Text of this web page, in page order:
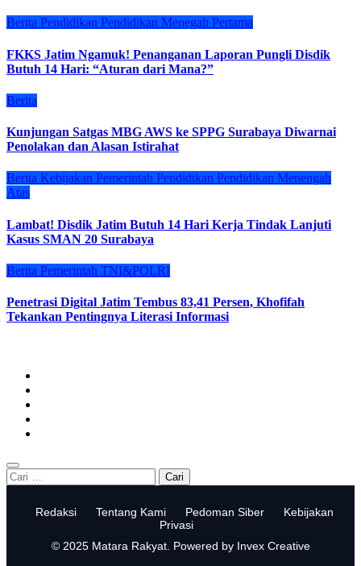
Berita Pendidikan Pendidikan Menegah Pertama
FKKS Jatim Ngamuk! Penanganan Laporan Pungli Disdik
Butuh 14 Hari: “Aturan dari Mana?”
Berita
Kunjungan Satgas MBG AWS ke SPPG Surabaya Diwarnai
Penolakan dan Alasan Istirahat
Berita Kebijakan Pemerintah Pendidikan Pendidikan Menengah
Atas
Lambat! Disdik Jatim Butuh 14 Hari Kerja Tindak Lanjuti
Kasus SMAN 20 Surabaya
Berita Pemerintah TNI&POLRI
Penetrasi Digital Jatim Tembus 83,41 Persen, Khofifah
Tekankan Pentingnya Literasi Informasi
Cari
untuk:
Redaksi Tentang Kami Pedoman Siber
Kebijakan
Privasi
© 2025 Matara Rakyat. Powered by Invex Creative